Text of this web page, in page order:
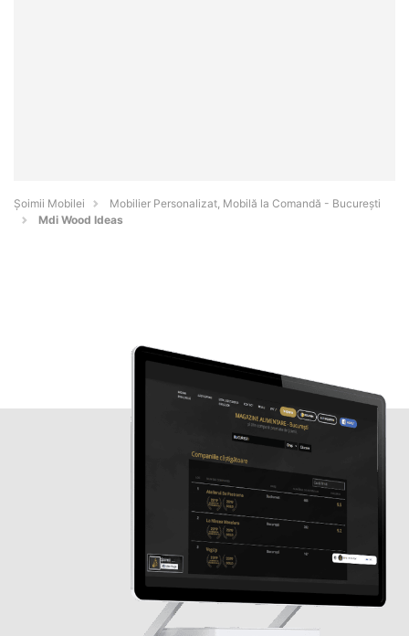
Șoimii Mobilei
Mobilier Personalizat, Mobilă la Comandă - Bucureşti
Mdi Wood Ideas